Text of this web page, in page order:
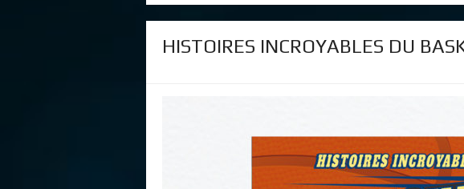
HISTOIRES INCROYABLES DU